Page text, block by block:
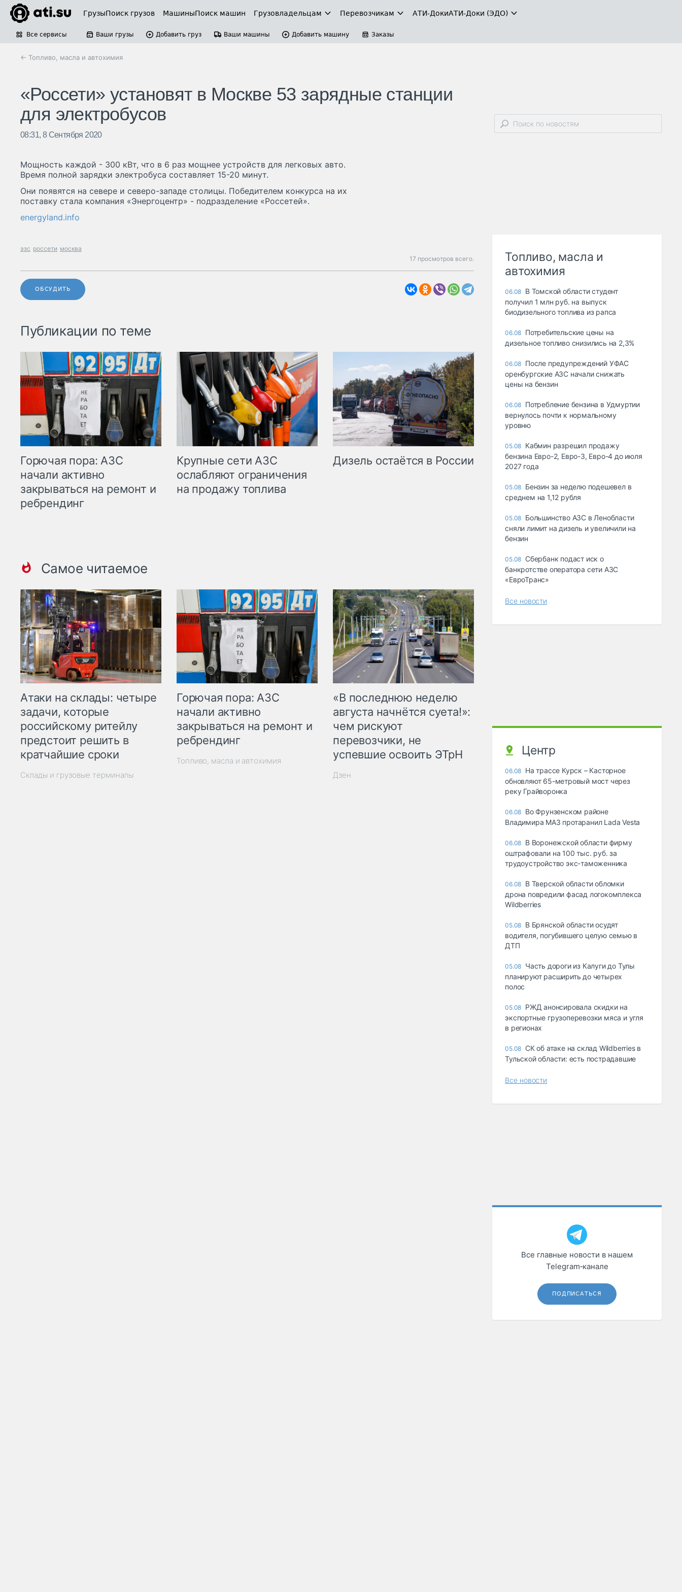
ГрузыПоиск грузов МашиныПоиск машин Грузовладельцам Перевозчикам АТИ-ДокиАТИ-Доки (ЭДО)
Все сервисы Ваши грузы Добавить груз Ваши машины Добавить машину Заказы
← Топливо, масла и автохимия
«Россети» установят в Москве 53 зарядные станции
для электробусов
08:31, 8 Сентября 2020
Мощность каждой - 300 кВт, что в 6 раз мощнее устройств для легковых авто.
Время полной зарядки электробуса составляет 15-20 минут.
Они появятся на севере и северо-западе столицы. Победителем конкурса на их
поставку стала компания «Энергоцентр» - подразделение «Россетей».
energyland.info
эзс россети москва
17 просмотров всего.
ОБСУДИТЬ
Публикации по теме
Горючая пора: АЗС
начали активно
закрываться на ремонт и
ребрендинг
Крупные сети АЗС
ослабляют ограничения
на продажу топлива
Дизель остаётся в России
Самое читаемое
Атаки на склады: четыре
задачи, которые
российскому ритейлу
предстоит решить в
кратчайшие сроки
Склады и грузовые терминалы
Горючая пора: АЗС
начали активно
закрываться на ремонт и
ребрендинг
Топливо, масла и автохимия
«В последнюю неделю
августа начнётся суета!»:
чем рискуют
перевозчики, не
успевшие освоить ЭТрН
Дзен
Топливо, масла и
автохимия
06.08 В Томской области студент
получил 1 млн руб. на выпуск
биодизельного топлива из рапса
06.08 Потребительские цены на
дизельное топливо снизились на 2,3%
06.08 После предупреждений УФАС
оренбургские АЗС начали снижать
цены на бензин
06.08 Потребление бензина в Удмуртии
вернулось почти к нормальному
уровню
05.08 Кабмин разрешил продажу
бензина Евро-2, Евро-3, Евро-4 до июля
2027 года
05.08 Бензин за неделю подешевел в
среднем на 1,12 рубля
05.08 Большинство АЗС в Ленобласти
сняли лимит на дизель и увеличили на
бензин
05.08 Сбербанк подаст иск о
банкротстве оператора сети АЗС
«ЕвроТранс»
Все новости
Центр
06.08 На трассе Курск – Касторное
обновляют 65-метровый мост через
реку Грайворонка
06.08 Во Фрунзенском районе
Владимира МАЗ протаранил Lada Vesta
06.08 В Воронежской области фирму
оштрафовали на 100 тыс. руб. за
трудоустройство экс-таможенника
06.08 В Тверской области обломки
дрона повредили фасад логокомплекса
Wildberries
05.08 В Брянской области осудят
водителя, погубившего целую семью в
ДТП
05.08 Часть дороги из Калуги до Тулы
планируют расширить до четырех
полос
05.08 РЖД анонсировала скидки на
экспортные грузоперевозки мяса и угля
в регионах
05.08 СК об атаке на склад Wildberries в
Тульской области: есть пострадавшие
Все новости
Все главные новости в нашем
Telegram‑канале
ПОДПИСАТЬСЯ